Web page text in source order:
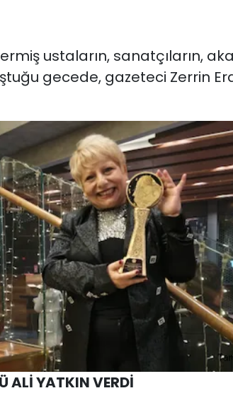
ustaların, sanatçıların,
gecede, gazeteci Zerrin
ALİ YATKIN VERDİ